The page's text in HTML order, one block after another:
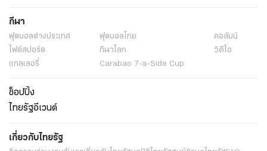
กีฬา
ฟุตบอลต่่างประเทศ ฟุตบอลไทย
คอลัมน์
ไฟต์สปอร์ต
กีฬาโลก
วิดีโอ
แกลเลอรี่
Carabao 7-a-Side Cup
ช็อปปิ้ง
ไทยรัฐอีเวนต์
เกี่ยวกับไทยรัฐ